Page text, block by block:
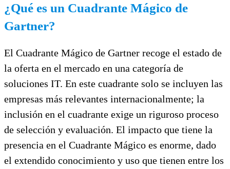
¿Qué es un Cuadrante Mágico de
Gartner?
El Cuadrante Mágico de Gartner recoge el estado de
la oferta en el mercado en una categoría de
soluciones IT. En este cuadrante solo se incluyen las
empresas más relevantes internacionalmente; la
inclusión en el cuadrante exige un riguroso proceso
de selección y evaluación. El impacto que tiene la
presencia en el Cuadrante Mágico es enorme, dado
el extendido conocimiento y uso que tienen entre los